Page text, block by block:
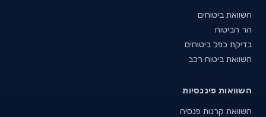
השוואת ביטוחים
הר הביטוח
בדיקת כפל ביטוחים
השוואת ביטוח רכב
השוואות פיננסיות
השוואת קרנות פנסיה